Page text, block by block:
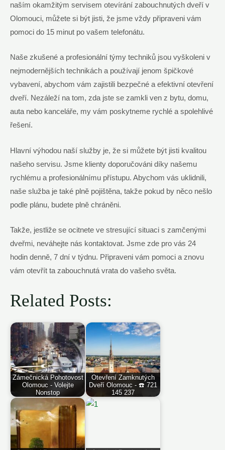
naším okamžitým servisem otevírání zabouchnutých dveří v
Olomouci, můžete si být jisti, že jsme vždy připraveni vám
pomoci do 15 minut po vašem telefonátu.
Naše zkušené a profesionální týmy techniků jsou vyškoleni v
nejmodernějších technikách a používají jenom špičkové
vybavení, abychom vám zajistili bezpečné a efektivní otevření
dveří. Nezáleží na tom, zda jste se zamkli ven z bytu, domu,
auta nebo kanceláře, my vám poskytneme rychlé a spolehlivé
řešení.
Hlavní výhodou naší služby je, že si můžete být jisti kvalitou
našeho servisu. Jsme klienty doporučováni díky našemu
rychlému a profesionálnímu přístupu. Abychom vás uklidnili,
naše služba je také plně pojištěna, takže pokud by něco nešlo
podle plánu, budete plně chráněni.
Takže, jestliže se ocitnete ve stresující situaci s zamčenými
dveřmi, neváhejte nás kontaktovat. Jsme zde pro vás 24
hodin denně, 7 dní v týdnu. Připraveni vám pomoci a znovu
vám otevřít ta zabouchnutá vrata do vašeho světa.
Related Posts:
Zámečnická Pohotovost
Olomouc - Volejte
Nonstop
Otevření Zamknutých
Dveří Olomouc - ☎️ 721
145 237